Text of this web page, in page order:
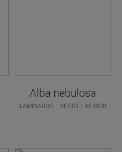
Alba nebulosa
LAMINADOS NESTO NES900